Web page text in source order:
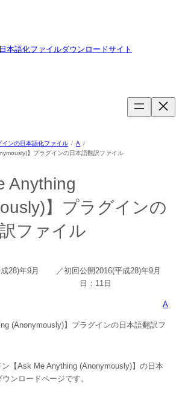
本語化ファイルダウンロードサイト
インの日本語化ファイル
A
】プラグインの日本語翻訳ファイル
Anything
】プラグインの
ファイル
28)年9月
／初回公開
日：
2016(平成28)年9月
11日
A
【Ask Me Anything (Anonymously)】の日本
ンロードページです。